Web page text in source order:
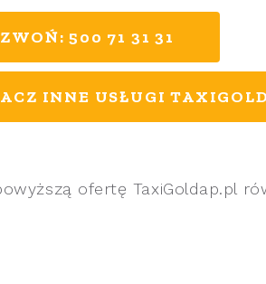
500 71 31 31
INNE USŁUGI
ofertę TaxiGoldap.pl